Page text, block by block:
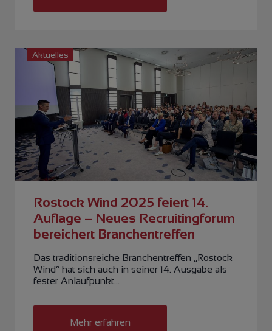
Aktuelles
Rostock Wind 2025 feiert 14.
Auflage – Neues Recruitingforum
bereichert Branchentreffen
Das traditionsreiche Branchentreffen „Rostock
Wind“ hat sich auch in seiner 14. Ausgabe als
fester Anlaufpunkt…
Mehr erfahren